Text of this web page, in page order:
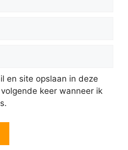
en site opslaan in deze
keer wanneer ik